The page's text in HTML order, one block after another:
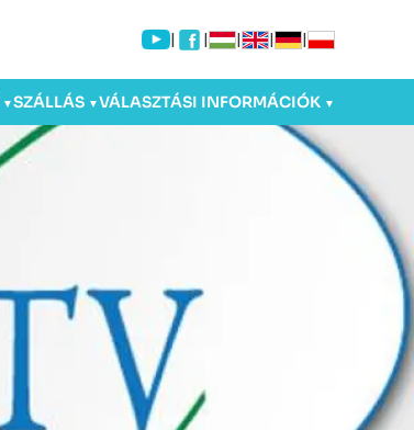
| | | | |
▼SZÁLLÁS ▼VÁLASZTÁSI INFORMÁCIÓK ▼